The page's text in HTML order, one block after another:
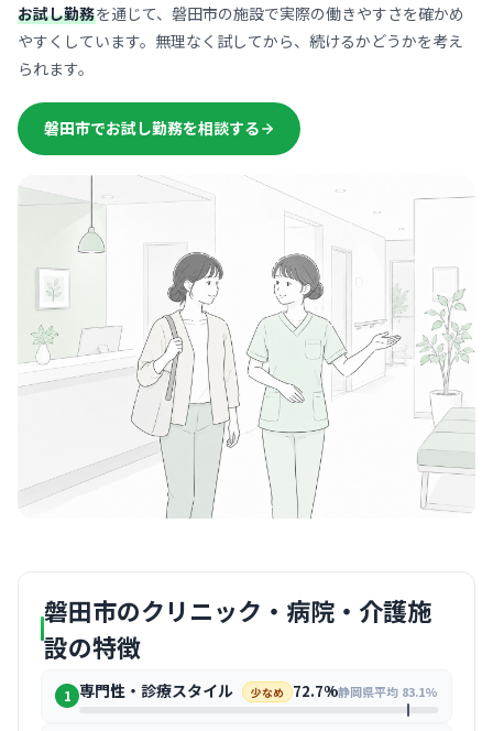
お試し勤務を通じて、磐田市の施設で実際の働きやすさを確かめ
やすくしています。無理なく試してから、続けるかどうかを考え
られます。
磐田市でお試し勤務を相談する
磐田市のクリニック・病院・介護施
設の特徴
1 専門性・診療スタイル 少なめ 72.7%静岡県平均 83.1%